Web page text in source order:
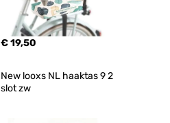
€ 19,50
New looxs NL haaktas 9 2
slot zw